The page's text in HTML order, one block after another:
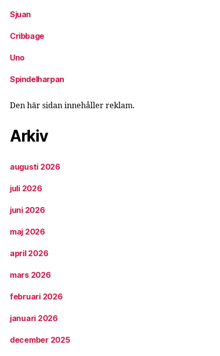
Sjuan
Cribbage
Uno
Spindelharpan
Den här sidan innehåller reklam.
Arkiv
augusti 2026
juli 2026
juni 2026
maj 2026
april 2026
mars 2026
februari 2026
januari 2026
december 2025